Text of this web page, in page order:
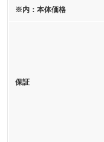
※内：本体価格
保証